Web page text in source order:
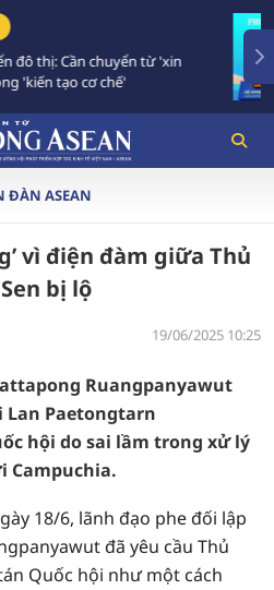
ĐIỂM
Bế mạc Hội nghị Ngoại giao 33: Đối
vào giai đoạn hành động mới
ĐÀN ASEAN
vì điện đàm giữa Thủ
bị lộ
19/06/2025 10:25
Ruangpanyawut
Lan Paetongtarn
hội do sai lầm trong xử lý
Campuchia.
18/6, lãnh đạo phe đối lập
đã yêu cầu Thủ
Quốc hội như một cách